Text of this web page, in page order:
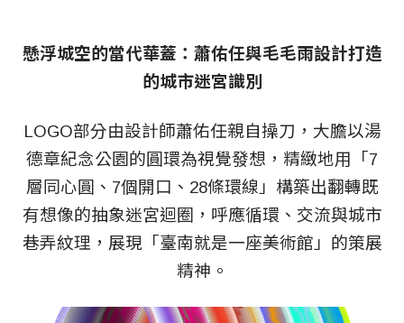
懸浮城空的當代華蓋：蕭佑任與毛毛雨設計打造
的城市迷宮識別
LOGO部分由設計師蕭佑任親自操刀，大膽以湯
德章紀念公園的圓環為視覺發想，精緻地用「7
層同心圓、7個開口、28條環線」構築出翻轉既
有想像的抽象迷宮迴圈，呼應循環、交流與城市
巷弄紋理，展現「臺南就是一座美術館」的策展
精神。